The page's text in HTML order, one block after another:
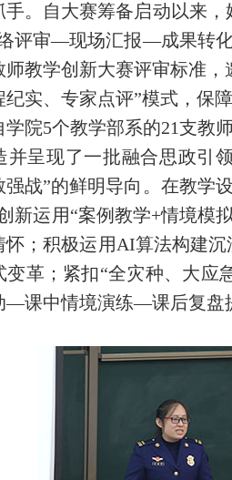
手。自大赛筹备启动以来
评审—现场汇报—成果转
师教学创新大赛评审标准
纪实、专家点评”模式，保
学院5个教学部系的21支教
并呈现了一批融合思政引
强战”的鲜明导向。在教学
新运用“案例教学+情境模
怀；积极运用AI算法构建
变革；紧扣“全灾种、大应
—课中情境演练—课后复盘